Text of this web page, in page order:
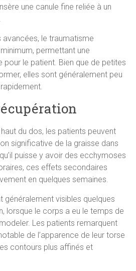
une canule fine reliée à un
le traumatisme
permettant une
pour le patient. Bien que de petites
elles sont généralement peu
du dos, les patients peuvent
significative de la graisse dans
puisse y avoir des ecchymoses
ces effets secondaires
en quelques semaines.
généralement visibles quelques
lorsque le corps a eu le temps de
Les patients remarquent
de l’apparence de leur torse
contours plus affinés et